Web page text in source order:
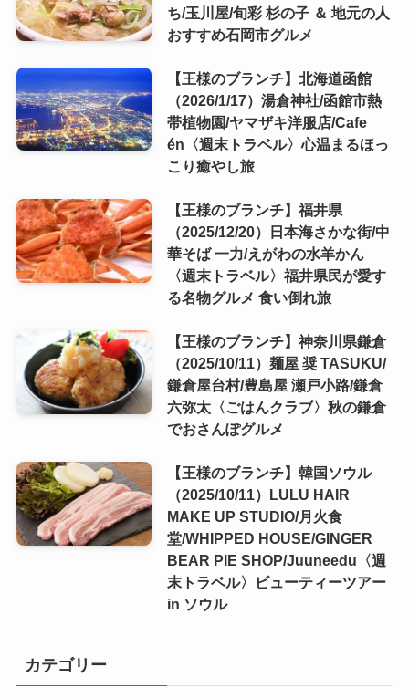
ち/玉川屋/旬彩 杉の子 ＆ 地元の人
おすすめ石岡市グルメ
【王様のブランチ】北海道函館
（2026/1/17）湯倉神社/函館市熱
帯植物園/ヤマザキ洋服店/Cafe
én〈週末トラベル〉心温まるほっ
こり癒やし旅
【王様のブランチ】福井県
（2025/12/20）日本海さかな街/中
華そば 一力/えがわの水羊かん
〈週末トラベル〉福井県民が愛す
る名物グルメ 食い倒れ旅
【王様のブランチ】神奈川県鎌倉
（2025/10/11）麺屋 奨 TASUKU/
鎌倉屋台村/豊島屋 瀬戸小路/鎌倉
六弥太〈ごはんクラブ〉秋の鎌倉
でおさんぽグルメ
【王様のブランチ】韓国ソウル
（2025/10/11）LULU HAIR
MAKE UP STUDIO/月火食
堂/WHIPPED HOUSE/GINGER
BEAR PIE SHOP/Juuneedu〈週
末トラベル〉ビューティーツアー
in ソウル
カテゴリー